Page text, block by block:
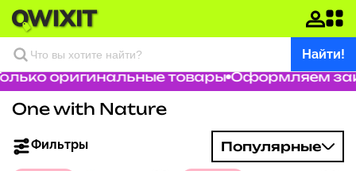
Найти!
оригинальные товары Оформляем
One with Nature
Фильтры Популярные